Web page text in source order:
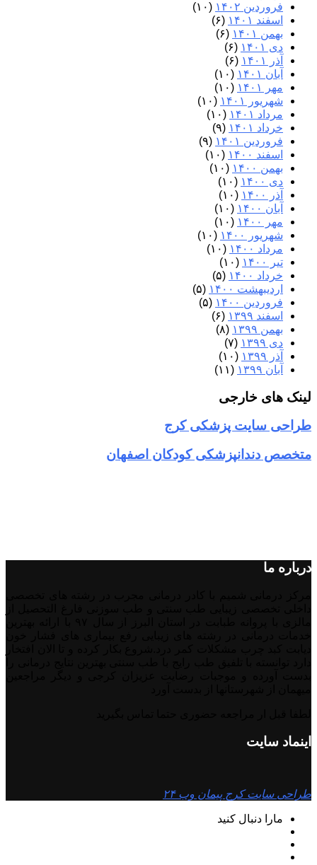
فروردین ۱۴۰۲
(۱۰)
اسفند ۱۴۰۱
(۶)
بهمن ۱۴۰۱
(۶)
دی ۱۴۰۱
(۶)
آذر ۱۴۰۱
(۶)
آبان ۱۴۰۱
(۱۰)
مهر ۱۴۰۱
(۱۰)
شهریور ۱۴۰۱
(۱۰)
مرداد ۱۴۰۱
(۱۰)
خرداد ۱۴۰۱
(۹)
فروردین ۱۴۰۱
(۹)
اسفند ۱۴۰۰
(۱۰)
بهمن ۱۴۰۰
(۱۰)
دی ۱۴۰۰
(۱۰)
آذر ۱۴۰۰
(۱۰)
آبان ۱۴۰۰
(۱۰)
مهر ۱۴۰۰
(۱۰)
شهریور ۱۴۰۰
(۱۰)
مرداد ۱۴۰۰
(۱۰)
تیر ۱۴۰۰
(۱۰)
خرداد ۱۴۰۰
(۵)
اردیبهشت ۱۴۰۰
(۵)
فروردین ۱۴۰۰
(۵)
اسفند ۱۳۹۹
(۶)
بهمن ۱۳۹۹
(۸)
دی ۱۳۹۹
(۷)
آذر ۱۳۹۹
(۱۰)
آبان ۱۳۹۹
(۱۱)
لینک های خارجی
طراحی سایت پزشکی کرج
متخصص دندانپزشکی کودکان اصفهان
درباره ما
اینماد سایت
طراحی سایت کرج پیمان وب ۲۴
مارا دنبال کنید